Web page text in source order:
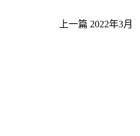
上一篇 2022年3月